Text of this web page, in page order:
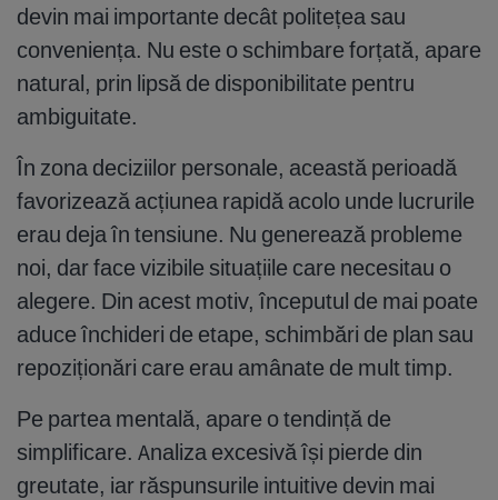
devin mai importante decât politețea sau
conveniența. Nu este o schimbare forțată, apare
natural, prin lipsă de disponibilitate pentru
ambiguitate.
În zona deciziilor personale, această perioadă
favorizează acțiunea rapidă acolo unde lucrurile
erau deja în tensiune. Nu generează probleme
noi, dar face vizibile situațiile care necesitau o
alegere. Din acest motiv, începutul de mai poate
aduce închideri de etape, schimbări de plan sau
repoziționări care erau amânate de mult timp.
Pe partea mentală, apare o tendință de
simplificare. Analiza excesivă își pierde din
greutate, iar răspunsurile intuitive devin mai